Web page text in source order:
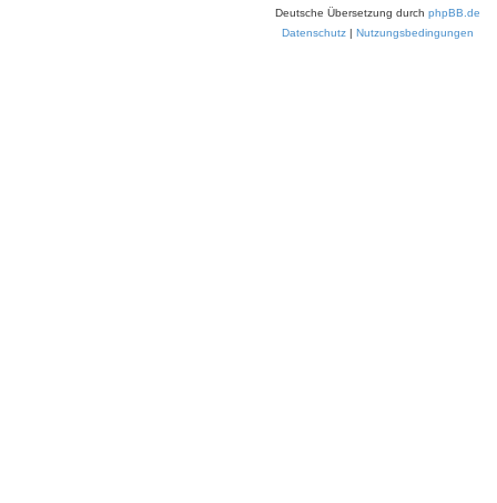
Deutsche Übersetzung durch phpBB.de
Datenschutz | Nutzungsbedingungen